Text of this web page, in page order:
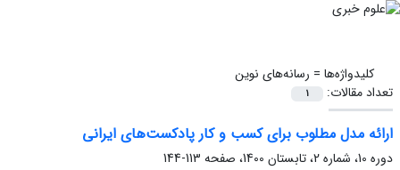
کلیدواژه‌ها = رسانه‌های نوین
تعداد مقالات:
1
ارائه مدل مطلوب برای کسب ‌و کار پادکست‌های ایرانی
دوره 10، شماره 2، تابستان 1400، صفحه
113-144